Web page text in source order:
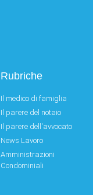
Rubriche
Il medico di famiglia
Il parere del notaio
Il parere dell'avvocato
News Lavoro
Amministrazioni
Condominiali